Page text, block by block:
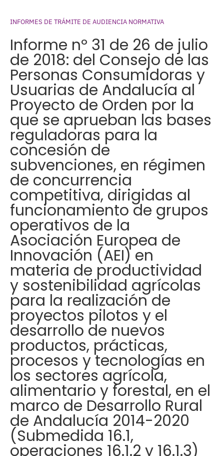
INFORMES DE TRÁMITE DE AUDIENCIA NORMATIVA
Informe nº 31 de 26 de julio
de 2018: del Consejo de las
Personas Consumidoras y
Usuarias de Andalucía al
Proyecto de Orden por la
que se aprueban las bases
reguladoras para la
concesión de
subvenciones, en régimen
de concurrencia
competitiva, dirigidas al
funcionamiento de grupos
operativos de la
Asociación Europea de
Innovación (AEI) en
materia de productividad
y sostenibilidad agrícolas
para la realización de
proyectos pilotos y el
desarrollo de nuevos
productos, prácticas,
procesos y tecnologías en
los sectores agrícola,
alimentario y forestal, en el
marco de Desarrollo Rural
de Andalucía 2014-2020
(Submedida 16.1,
operaciones 16.1.2 y 16.1.3)